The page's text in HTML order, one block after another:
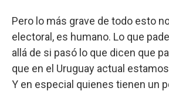
Pero lo más grave de todo esto
electoral, es humano. Lo que
allá de si pasó lo que dicen que
que en el Uruguay actual
Y en especial quienes tienen un